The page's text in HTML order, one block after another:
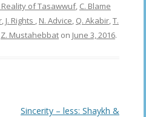
Reality of Tasawwuf, C. Blame
, J. Rights , N. Advice, Q. Akabir,T.
Z. Mustahebbat on June 3, 2016.
Sincerity – less: Shaykh &